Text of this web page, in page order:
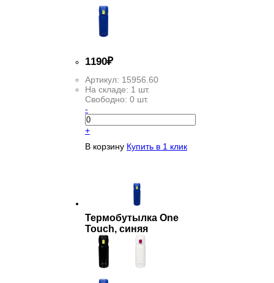
1190₽
Артикул: 15956.60
На складе: 1 шт.
Свободно: 0 шт.
-
+
В корзину Купить в 1 клик
Термобутылка One
Touch, синяя